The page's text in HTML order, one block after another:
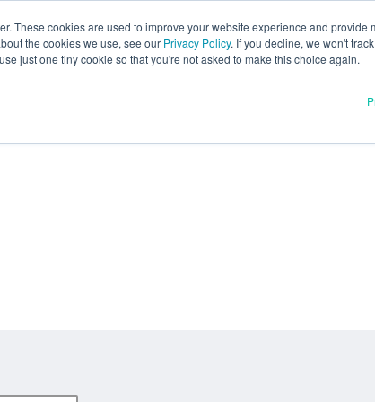
These cookies are used to improve your website experience and
the cookies we use, see our Privacy Policy. If you decline, we won't
just one tiny cookie so that you're not asked to make this choice again.